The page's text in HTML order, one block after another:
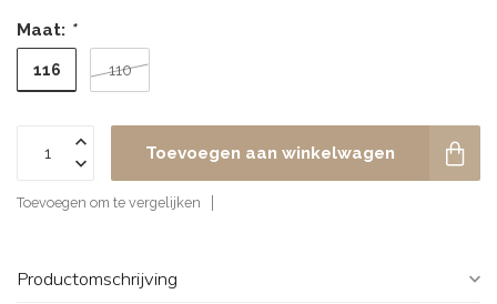
Maat: *
116 110
Toevoegen aan winkelwagen
Toevoegen om te vergelijken
Productomschrijving